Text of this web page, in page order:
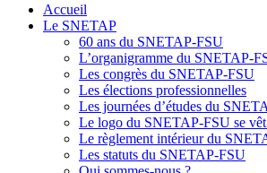
Accueil
Le SNETAP
60 ans du SNETAP-FSU
L’organigramme du SNETAP-
Les congrès du SNETAP-FSU
Les élections professionnelles
Les journées d’études du
Le logo du SNETAP-FSU se
Le règlement intérieur du
Les statuts du SNETAP-FSU